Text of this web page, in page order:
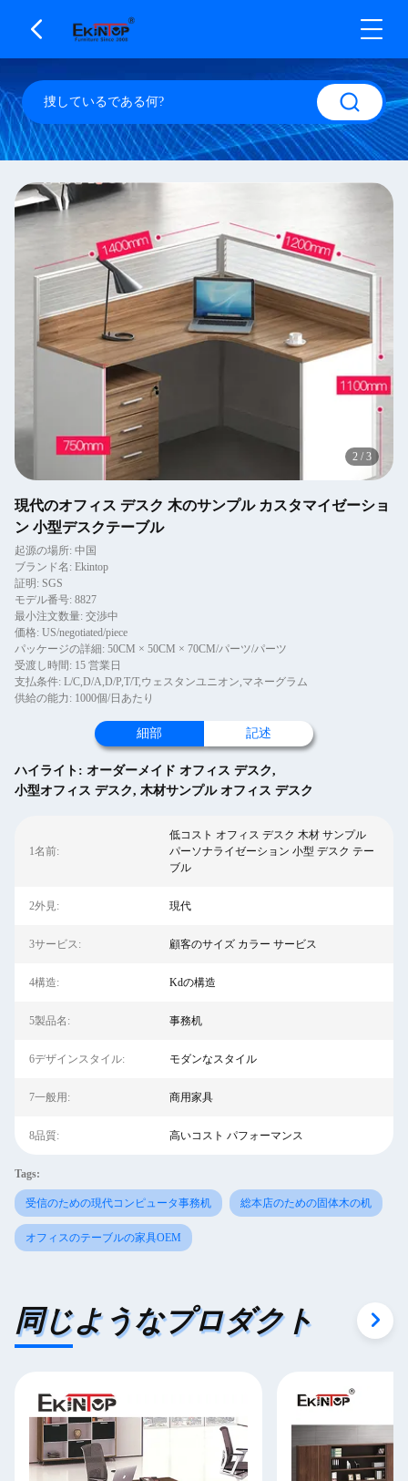
2 / 3
現代のオフィス デスク 木のサンプル カスタマイゼーショ
ン 小型デスクテーブル
起源の場所: 中国
ブランド名: Ekintop
証明: SGS
モデル番号: 8827
最小注文数量: 交渉中
価格: US/negotiated/piece
パッケージの詳細: 50CM × 50CM × 70CM/パーツ/パーツ
受渡し時間: 15 営業日
支払条件: L/C,D/A,D/P,T/T,ウェスタンユニオン,マネーグラム
供給の能力: 1000個/日あたり
細部 記述
ハイライト: オーダーメイド オフィス デスク,
小型オフィス デスク, 木材サンプル オフィス デスク
1名前:
低コスト オフィス デスク 木材 サンプル
パーソナライゼーション 小型 デスク テー
ブル
2外見: 現代
3サービス: 顧客のサイズ カラー サービス
4構造: Kdの構造
5製品名: 事務机
6デザインスタイル: モダンなスタイル
7一般用: 商用家具
8品質: 高いコスト パフォーマンス
Tags:
受信のための現代コンピュータ事務机 総本店のための固体木の机
オフィスのテーブルの家具OEM
同じようなプロダクト